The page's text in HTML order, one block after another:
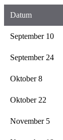
Datum
September 10
September 24
Oktober 8
Oktober 22
November 5